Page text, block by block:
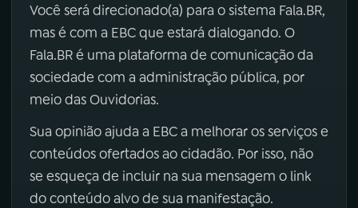
Você será direcionado(a) para o sistema Fala.BR,
mas é com a EBC que estará dialogando. O
Fala.BR é uma plataforma de comunicação da
sociedade com a administração pública, por
meio das Ouvidorias.
Sua opinião ajuda a EBC a melhorar os serviços e
conteúdos ofertados ao cidadão. Por isso, não
se esqueça de incluir na sua mensagem o link
do conteúdo alvo de sua manifestação.